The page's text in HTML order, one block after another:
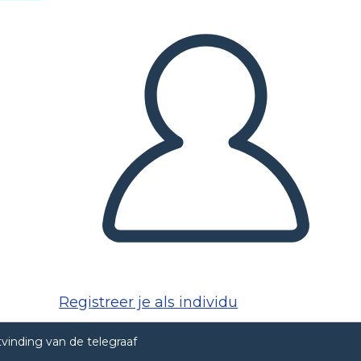
Registreer je als individu
van de telegraaf